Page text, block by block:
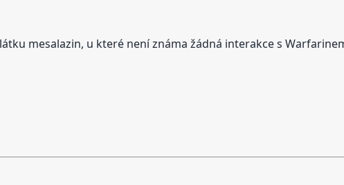
mesalazin, u které není známa žádná interakce s